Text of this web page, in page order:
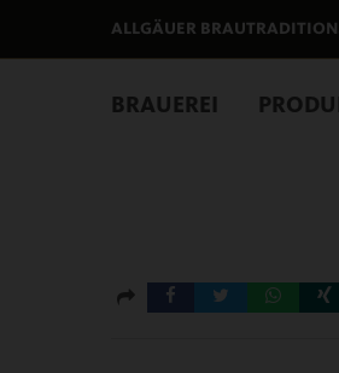
ALLGÄUER
BRAUEREI